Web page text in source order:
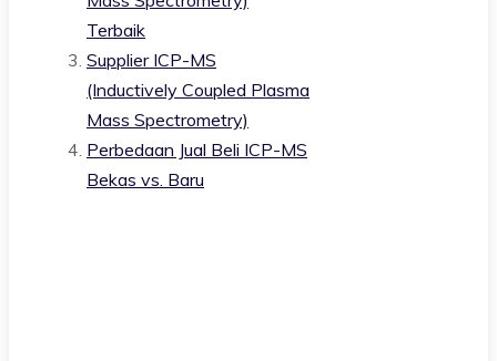
Terbaik
Supplier ICP-MS
(Inductively Coupled Plasma
Mass Spectrometry)
Perbedaan Jual Beli ICP-MS
Bekas vs. Baru